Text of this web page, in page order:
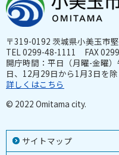
サイトマップ
〒319-0192 茨城県小美玉市
TEL 0299-48-1111 FAX
開庁時間：平日（月曜-金曜
日、12月29日から1月3日を
詳しくはこちら
© 2022 Omitama city.